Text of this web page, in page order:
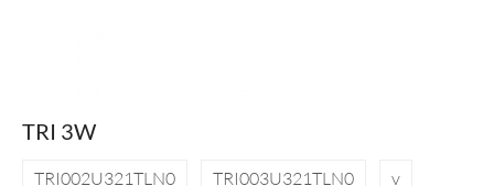
TRI 3W
TRI002U321TLN0 TRI003U321TLN0
v